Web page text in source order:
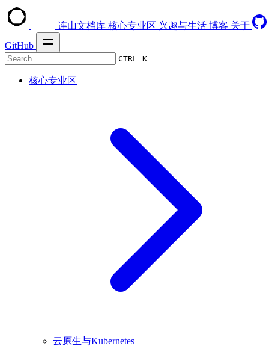
连山文档库 核心专业区 兴趣与生活 博客 关于
GitHub
CTRL K
核心专业区
云原生与Kubernetes